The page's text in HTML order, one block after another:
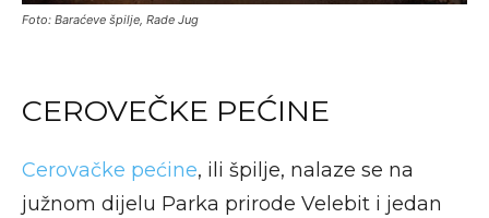
Foto: Baraćeve špilje, Rade Jug
CEROVEČKE PEĆINE
Cerovačke pećine, ili špilje, nalaze se na
južnom dijelu Parka prirode Velebit i jedan